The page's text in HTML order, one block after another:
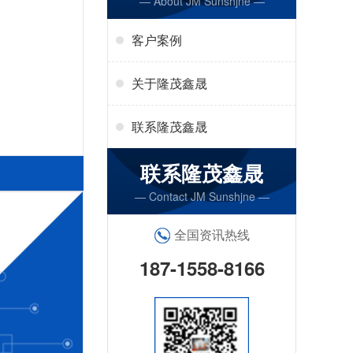
客户案例
关于隆茂鑫晟
联系隆茂鑫晟
联系隆茂鑫晟
— Contact JM Sunshjne —
全国资讯热线
187-1558-8166